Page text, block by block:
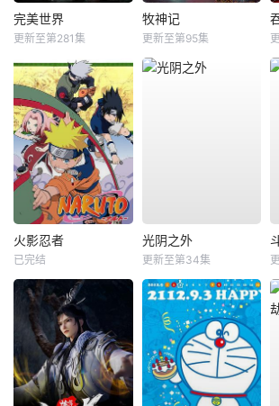
完美世界
更新至第281集
牧神记
更新至第95集
火影忍者
已完结
光阴之外
更新至第34集